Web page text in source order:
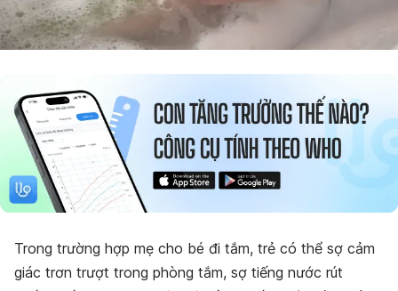
Trong trường hợp mẹ cho bé đi tắm, trẻ có thể sợ cảm
giác trơn trượt trong phòng tắm, sợ tiếng nước rút